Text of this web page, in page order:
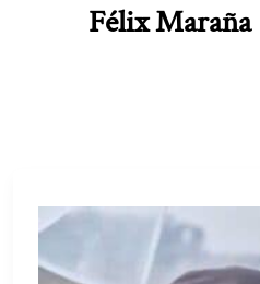
Félix Maraña